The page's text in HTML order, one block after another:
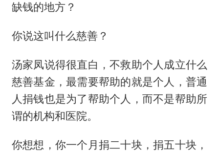
缺钱的地方？
你说这叫什么慈善？
汤家凤说得很直白，不救助个人成立什么
慈善基金，最需要帮助的就是个人，普通
人捐钱也是为了帮助个人，而不是帮助所
谓的机构和医院。
你想想，你一个月捐二十块，捐五十块，